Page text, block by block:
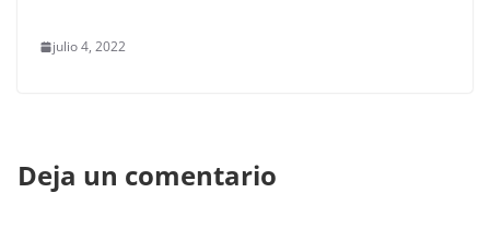
julio 4, 2022
Deja un comentario